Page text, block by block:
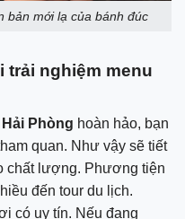
bản mới lạ của bánh đúc
trải nghiệm menu
Phòng hoàn hảo, bạn
quan. Như vậy sẽ tiết
chất lượng. Phương tiện
đến tour du lịch.
có uy tín. Nếu đang